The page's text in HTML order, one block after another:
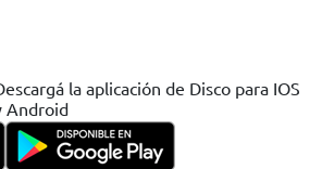
la aplicación de Disco para IOS
Android